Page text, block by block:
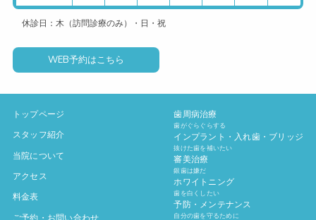
休診日：木（訪問診療のみ）・日・祝
WEB予約はこちら
トップページ
スタッフ紹介
当院について
アクセス
料金表
歯周病治療
歯がぐらぐらする
インプラント・入れ歯・ブリッジ
抜けた歯を補いたい
審美治療
銀歯は嫌だ
ホワイトニング
歯を白くしたい
予防・メンテナンス
自分の歯を守るために